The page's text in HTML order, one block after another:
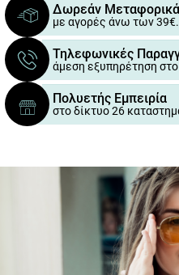
Δωρεάν Μεταφορικά
με αγορές άνω των 39€.
Τηλεφωνικές
άμεση εξυπηρέτηση
Πολυετής Εμπειρία
στο δίκτυο 26